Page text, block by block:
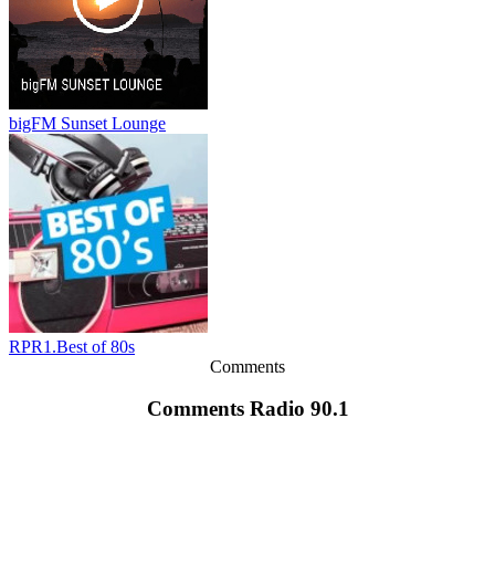
bigFM Sunset Lounge
RPR1.Best of 80s
Comments
Comments Radio 90.1